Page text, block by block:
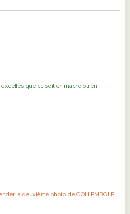
que ce soit en macro ou en
la deuxième photo de COLLEMBOLE